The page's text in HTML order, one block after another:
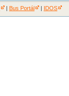
| Bus Portál | IDOS